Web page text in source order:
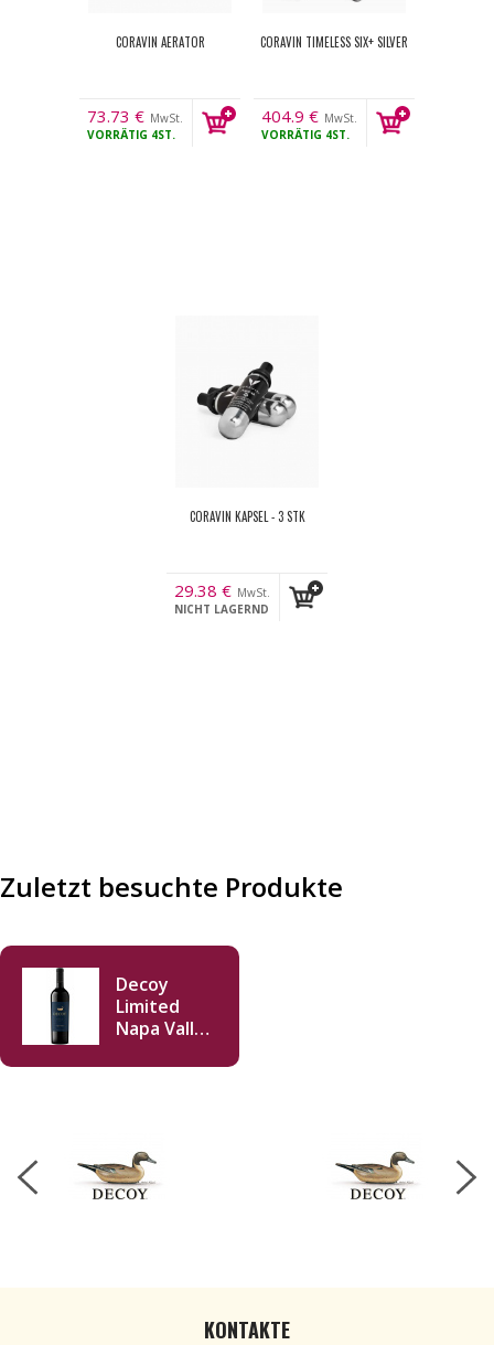
CORAVIN AERATOR
73.73 € MwSt.
VORRÄTIG 4ST.
CORAVIN TIMELESS SIX+ SILVER
404.9 € MwSt.
VORRÄTIG 4ST.
CORAVIN KAPSEL - 3 STK
29.38 € MwSt.
NICHT LAGERND
Zuletzt besuchte Produkte
Decoy
Limited
Napa Valley
2019 750ml
KONTAKTE